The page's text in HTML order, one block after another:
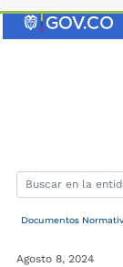
Documentos
Agosto 8, 2024